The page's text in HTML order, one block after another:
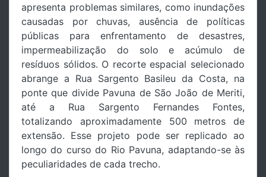
apresenta problemas similares, como inundações
causadas por chuvas, ausência de políticas
públicas para enfrentamento de desastres,
impermeabilização do solo e acúmulo de
resíduos sólidos. O recorte espacial selecionado
abrange a Rua Sargento Basileu da Costa, na
ponte que divide Pavuna de São João de Meriti,
até a Rua Sargento Fernandes Fontes,
totalizando aproximadamente 500 metros de
extensão. Esse projeto pode ser replicado ao
longo do curso do Rio Pavuna, adaptando-se às
peculiaridades de cada trecho.